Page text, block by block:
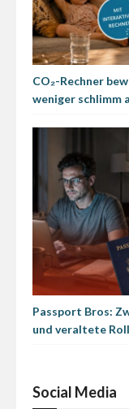
CO₂-Rechner
weniger schlimm
Passport Bros:
und veraltete
Social Media